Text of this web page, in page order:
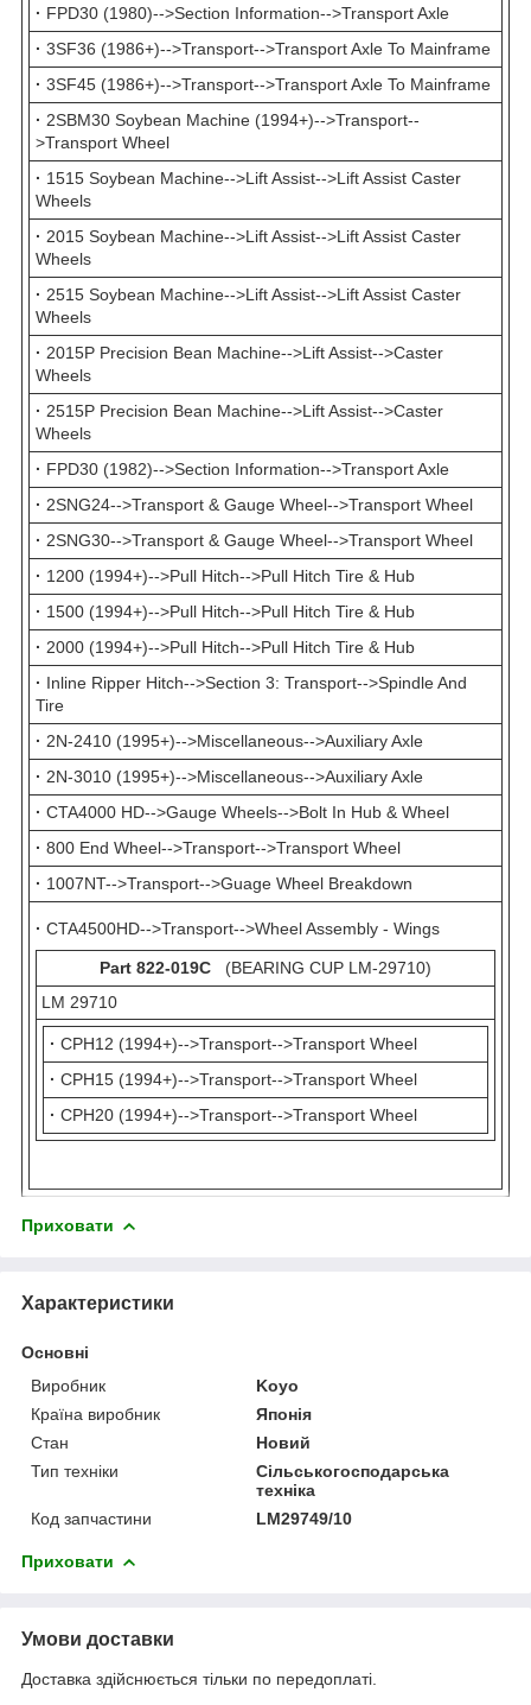
· FPD30 (1980)-->Section Information-->Transport Axle
· 3SF36 (1986+)-->Transport-->Transport Axle To Mainframe
· 3SF45 (1986+)-->Transport-->Transport Axle To Mainframe
· 2SBM30 Soybean Machine (1994+)-->Transport--
>Transport Wheel
· 1515 Soybean Machine-->Lift Assist-->Lift Assist Caster
Wheels
· 2015 Soybean Machine-->Lift Assist-->Lift Assist Caster
Wheels
· 2515 Soybean Machine-->Lift Assist-->Lift Assist Caster
Wheels
· 2015P Precision Bean Machine-->Lift Assist-->Caster
Wheels
· 2515P Precision Bean Machine-->Lift Assist-->Caster
Wheels
· FPD30 (1982)-->Section Information-->Transport Axle
· 2SNG24-->Transport & Gauge Wheel-->Transport Wheel
· 2SNG30-->Transport & Gauge Wheel-->Transport Wheel
· 1200 (1994+)-->Pull Hitch-->Pull Hitch Tire & Hub
· 1500 (1994+)-->Pull Hitch-->Pull Hitch Tire & Hub
· 2000 (1994+)-->Pull Hitch-->Pull Hitch Tire & Hub
· Inline Ripper Hitch-->Section 3: Transport-->Spindle And
Tire
· 2N-2410 (1995+)-->Miscellaneous-->Auxiliary Axle
· 2N-3010 (1995+)-->Miscellaneous-->Auxiliary Axle
· CTA4000 HD-->Gauge Wheels-->Bolt In Hub & Wheel
· 800 End Wheel-->Transport-->Transport Wheel
· 1007NT-->Transport-->Guage Wheel Breakdown
· CTA4500HD-->Transport-->Wheel Assembly - Wings
Part 822-019C (BEARING CUP LM-29710)
LM 29710
· CPH12 (1994+)-->Transport-->Transport Wheel
· CPH15 (1994+)-->Transport-->Transport Wheel
· CPH20 (1994+)-->Transport-->Transport Wheel
Приховати
Характеристики
Основні
Виробник
Koyo
Країна виробник
Японія
Стан
Новий
Тип техніки
Сільськогосподарська
техніка
Код запчастини
LM29749/10
Приховати
Умови доставки
Доставка здійснюється тільки по передоплаті.